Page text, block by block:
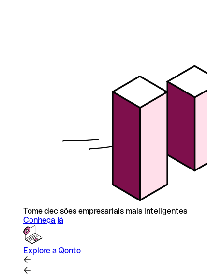
Tome decisões empresariais mais inteligentes
Conheça já
Explore a Qonto